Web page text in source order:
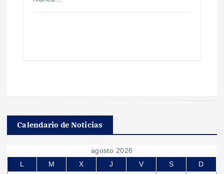
Calendario de Noticias
agosto 2026
L
M X J V S
D